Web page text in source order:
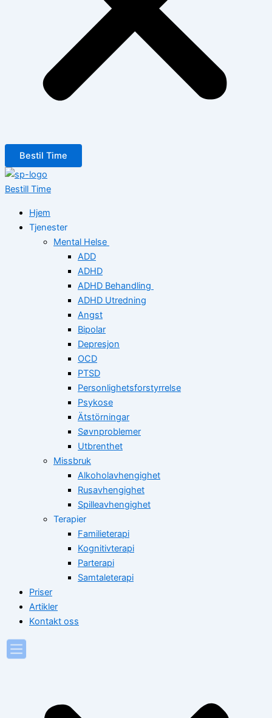
Bestil Time
Bestill Time
Hjem
Tjenester
Mental Helse
ADD
ADHD
ADHD Behandling
ADHD Utredning
Angst
Bipolar
Depresjon
OCD
PTSD
Personlighetsforstyrrelse
Psykose
Ätstörningar
Søvnproblemer
Utbrenthet
Missbruk
Alkoholavhengighet
Rusavhengighet
Spilleavhengighet
Terapier
Familieterapi
Kognitivterapi
Parterapi
Samtaleterapi
Priser
Artikler
Kontakt oss